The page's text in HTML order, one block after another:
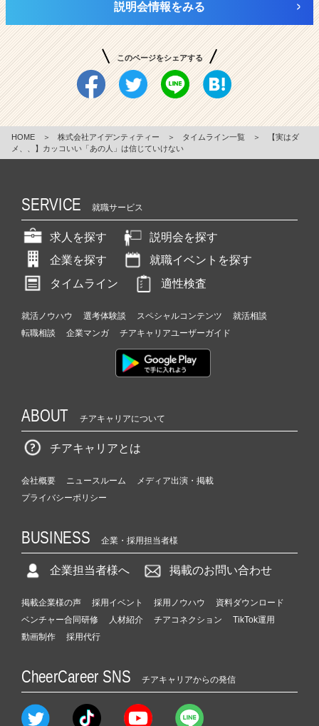
説明会情報をみる
このページをシェアする
HOME ＞ 株式会社アイデンティティー ＞ タイムライン一覧 ＞
【実はダ
メ、、】カッコいい「あの人」は信じていけない
SERVICE 就職サービス
求人を探す
説明会を探す
企業を探す
就職イベントを探す
タイムライン
適性検査
就活ノウハウ 選考体験談 スペシャルコンテンツ
就活相談
転職相談
企業マンガ チアキャリアユーザーガイド
ABOUT チアキャリアについて
チアキャリアとは
会社概要 ニュースルーム
メディア出演・掲載
プライバシーポリシー
BUSINESS 企業・採用担当者様
企業担当者様へ 掲載のお問い合わせ
掲載企業様の声 採用イベント 採用ノウハウ
資料ダウンロード
ベンチャー合同研修
人材紹介 チアコネクション
TikTok運用
動画制作
採用代行
CheerCareer SNS チアキャリアからの発信